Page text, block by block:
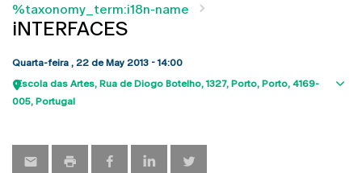
%taxonomy_term:i18n-name
iNTERFACES
Quarta-feira , 22 de May 2013 - 14:00
Escola das Artes Rua de Diogo Botelho, 1327 Porto Porto 4169-
005 Portugal